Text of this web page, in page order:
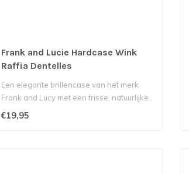
Frank and Lucie Hardcase Wink
Raffia Dentelles
Een elegante brillencase van het merk
Frank and Lucy met een frisse, natuurlijke..
€19,95